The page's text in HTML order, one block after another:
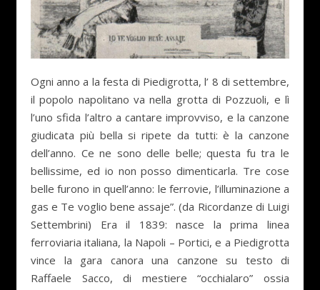
Ogni anno a la festa di Piedigrotta, l’ 8 di settembre,
il popolo napolitano va nella grotta di Pozzuoli, e lì
l’uno sfida l’altro a cantare improvviso, e la canzone
giudicata più bella si ripete da tutti: è la canzone
dell’anno. Ce ne sono delle belle; questa fu tra le
bellissime, ed io non posso dimenticarla. Tre cose
belle furono in quell’anno: le ferrovie, l’illuminazione a
gas e Te voglio bene assaje”. (da Ricordanze di Luigi
Settembrini) Era il 1839: nasce la prima linea
ferroviaria italiana, la Napoli – Portici, e a Piedigrotta
vince la gara canora una canzone su testo di
Raffaele Sacco, di mestiere “occhialaro” ossia